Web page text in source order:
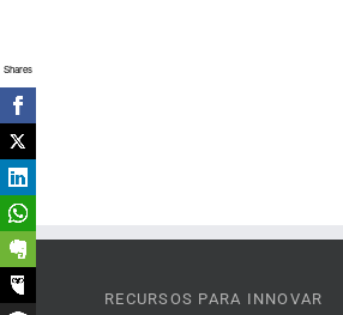
RECURSOS PARA INNOVAR
Shares